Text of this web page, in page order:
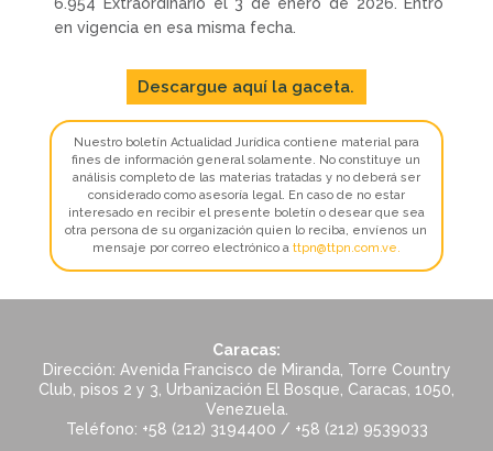
6.954 Extraordinario el 3 de enero de 2026. Entró
en vigencia en esa misma fecha.
Descargue aquí la gaceta.
Nuestro boletín Actualidad Jurídica contiene material para
fines de información general solamente. No constituye un
análisis completo de las materias tratadas y no deberá ser
considerado como asesoría legal. En caso de no estar
interesado en recibir el presente boletín o desear que sea
otra persona de su organización quien lo reciba, envíenos un
mensaje por correo electrónico a ttpn@ttpn.com.ve.
Caracas:
Dirección: Avenida Francisco de Miranda, Torre Country
Club, pisos 2 y 3, Urbanización El Bosque, Caracas, 1050,
Venezuela.
Teléfono: +58 (212) 3194400 / +58 (212) 9539033